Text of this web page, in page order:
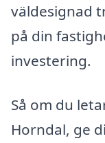
väldesignad
på din
investering.
Så om du
Horndal, ge